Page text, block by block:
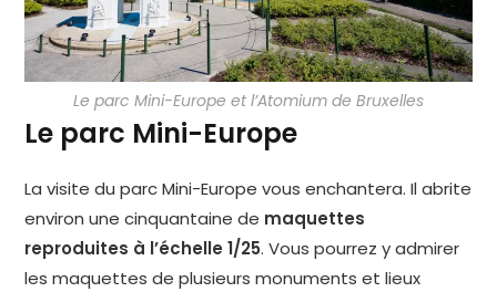
Le parc Mini-Europe et l’Atomium de Bruxelles
Le parc Mini-Europe
La visite du parc Mini-Europe vous enchantera. Il abrite
environ une cinquantaine de maquettes
reproduites à l’échelle 1/25. Vous pourrez y admirer
les maquettes de plusieurs monuments et lieux